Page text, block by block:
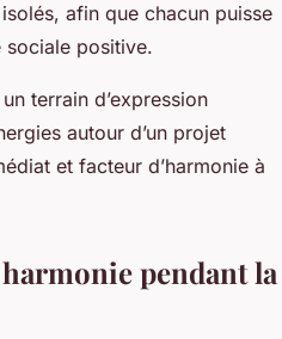
afin que chacun puisse
sociale positive.
terrain d’expression
autour d’un projet
et facteur d’harmonie à
pendant la